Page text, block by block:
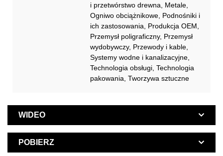
WIDEO
POBIERZ
i przetwórstwo drewna, Metale,
Ogniwo obciążnikowe, Podnośniki i
ich zastosowania, Produkcja OEM,
Przemysł poligraficzny, Przemysł
wydobywczy, Przewody i kable,
Systemy wodne i kanalizacyjne,
Technologia obsługi, Technologia
pakowania, Tworzywa sztuczne